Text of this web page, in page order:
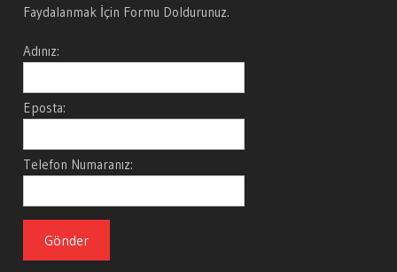
Faydalanmak İçin Formu Doldurunuz.
Adınız:
Eposta:
Telefon Numaranız: